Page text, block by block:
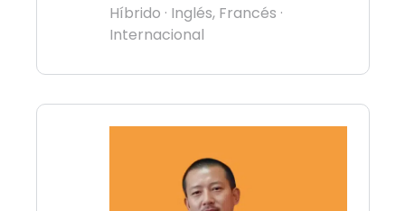
Híbrido · Inglés, Francés ·
Internacional